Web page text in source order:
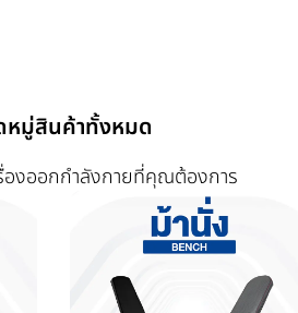
หมู่สินค้าทั้งหมด
องออกกำลังกายที่คุณต้องการ